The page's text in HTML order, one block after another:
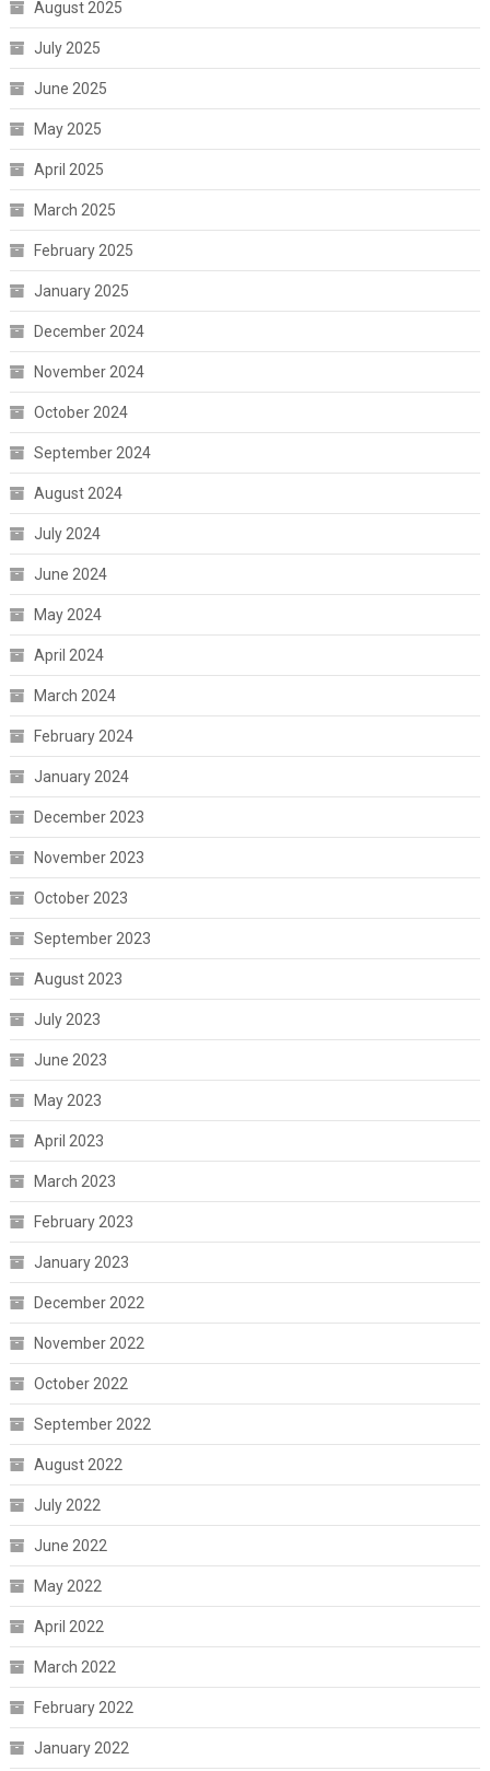
August 2025
July 2025
June 2025
May 2025
April 2025
March 2025
February 2025
January 2025
December 2024
November 2024
October 2024
September 2024
August 2024
July 2024
June 2024
May 2024
April 2024
March 2024
February 2024
January 2024
December 2023
November 2023
October 2023
September 2023
August 2023
July 2023
June 2023
May 2023
April 2023
March 2023
February 2023
January 2023
December 2022
November 2022
October 2022
September 2022
August 2022
July 2022
June 2022
May 2022
April 2022
March 2022
February 2022
January 2022